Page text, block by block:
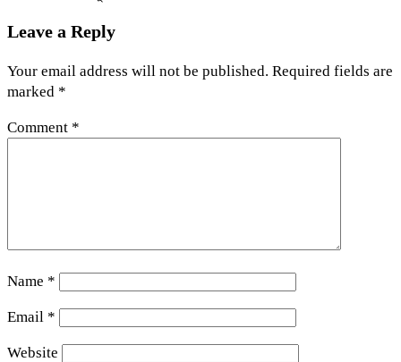
Leave a Reply
Your email address will not be published. Required fields are
marked *
Comment *
Name *
Email *
Website